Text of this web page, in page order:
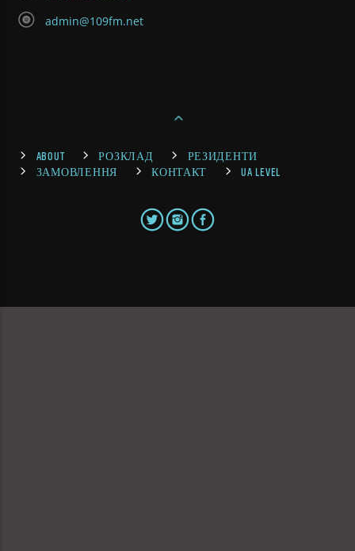
admin@109fm.net
ABOUT РОЗКЛАД
РЕЗИДЕНТИ
ЗАМОВЛЕННЯ
КОНТАКТ UA LEVEL